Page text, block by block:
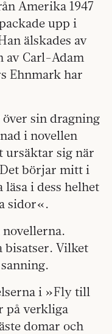
Amerika 1947
upp i
älskades av
av Carl-Adam
Ehnmark har
över sin dragning
i novellen
ursäktar sig när
börjar mitt i
i dess helhet
sidor«.
novellerna.
bisatser. Vilket
i »Fly till
på verkliga
domar och